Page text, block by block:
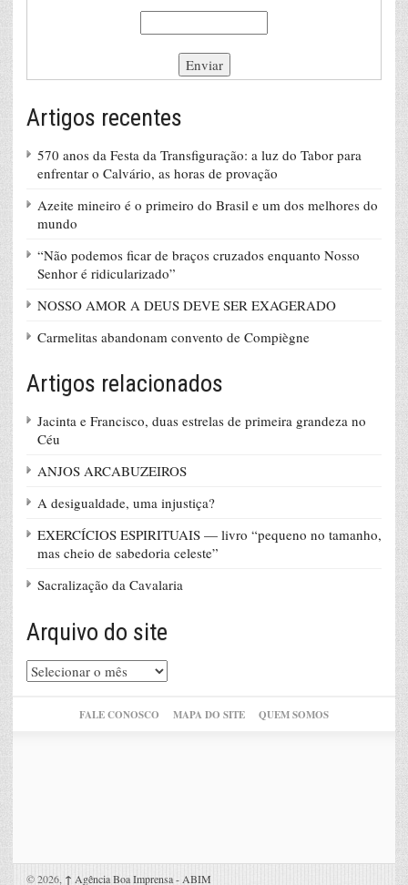
Artigos recentes
570 anos da Festa da Transfiguração: a luz do Tabor para
enfrentar o Calvário, as horas de provação
Azeite mineiro é o primeiro do Brasil e um dos melhores do
mundo
“Não podemos ficar de braços cruzados enquanto Nosso
Senhor é ridicularizado”
NOSSO AMOR A DEUS DEVE SER EXAGERADO
Carmelitas abandonam convento de Compiègne
Artigos relacionados
Jacinta e Francisco, duas estrelas de primeira grandeza no
Céu
ANJOS ARCABUZEIROS
A desigualdade, uma injustiça?
EXERCÍCIOS ESPIRITUAIS — livro “pequeno no tamanho,
mas cheio de sabedoria celeste”
Sacralização da Cavalaria
Arquivo do site
Arquivo
do
FALE CONOSCO MAPA DO SITE QUEM SOMOS
© 2026, ↑ Agência Boa Imprensa - ABIM